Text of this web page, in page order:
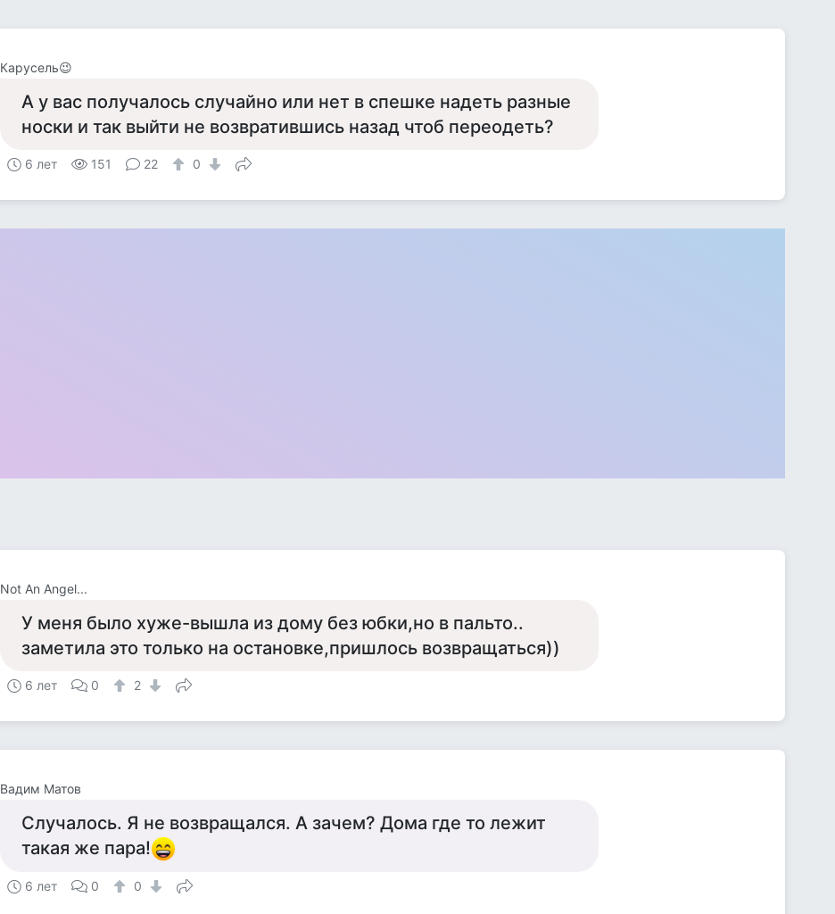
Карусель😉
А у вас получалось случайно или нет в спешке надеть разные
носки и так выйти не возвратившись назад чтоб переодеть?
6 лет 151 22 0
Not An Angel...
У меня было хуже-вышла из дому без юбки,но в пальто..
заметила это только на остановке,пришлось возвращаться))
6 лет 0 2
Вадим Матов
Случалось. Я не возвращался. А зачем? Дома где то лежит
такая же пара!
6 лет 0 0